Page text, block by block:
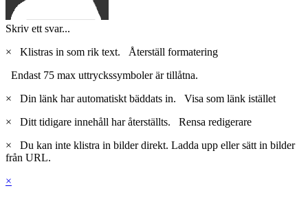
Skriv ett svar...
×
Klistras in som rik text. Återställ formatering
Endast 75 max uttryckssymboler är tillåtna.
×
Din länk har automatiskt bäddats in. Visa som länk istället
×
Ditt tidigare innehåll har återställts. Rensa redigerare
×
Du kan inte klistra in bilder direkt. Ladda upp eller sätt in bilder
från URL.
×